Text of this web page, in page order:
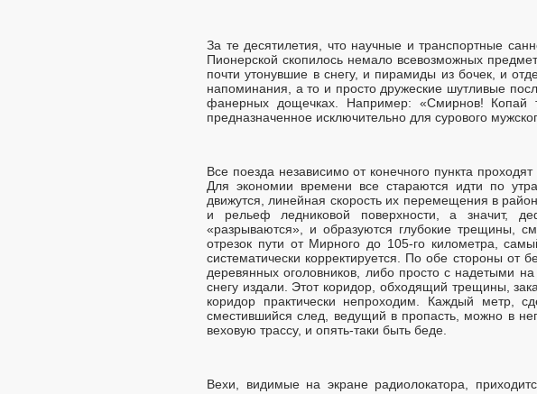
За те десятилетия, что научные и транспортные
Пионерской скопилось немало всевозможных
почти утонувшие в снегу, и пирамиды из бочек, и
напоминания, а то и просто дружеские шутливые
фанерных дощечках. Например: «Смирнов!
предназначенное исключительно для сурового
Все поезда независимо от конечного пункта
Для экономии времени все стараются идти по
движутся, линейная скорость их перемещения в
и рельеф ледниковой поверхности, а значит,
«разрываются», и образуются глубокие трещины,
отрезок пути от Мирного до 105-го километра,
систематически корректируется. По обе стороны
деревянных оголовников, либо просто с надетыми
снегу издали. Этот коридор, обходящий трещины,
коридор практически непроходим. Каждый метр,
сместившийся след, ведущий в пропасть, можно в
веховую трассу, и опять-таки быть беде.
Вехи, видимые на экране радиолокатора,